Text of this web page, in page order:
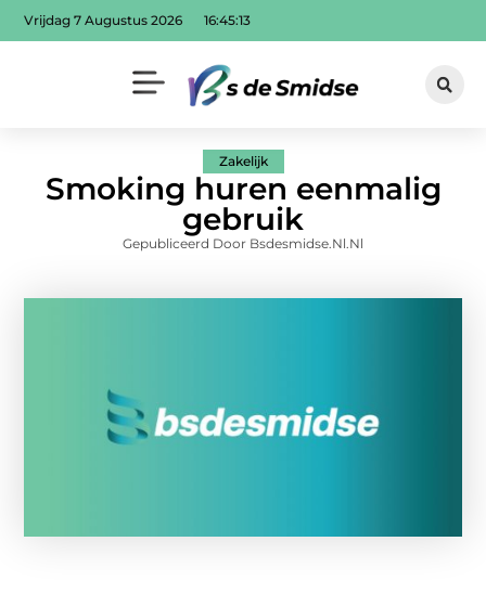
Vrijdag 7 Augustus 2026 16:45:14
Zakelijk
Smoking huren eenmalig
gebruik
Gepubliceerd Door Bsdesmidse.nl.nl